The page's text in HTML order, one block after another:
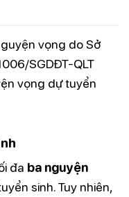
vọng do Sở
SGDĐT-QLT
vọng dự tuyển
đa ba nguyện
sinh. Tuy nhiên,